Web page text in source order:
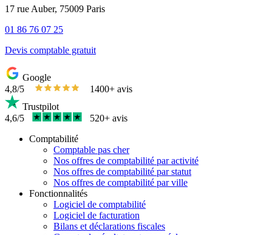
17 rue Auber, 75009 Paris
01 86 76 07 25
Devis comptable gratuit
Google
4,8/5
1400+ avis
Trustpilot
4,6/5
520+ avis
Comptabilité
Comptable pas cher
Nos offres de comptabilité par activité
Nos offres de comptabilité par statut
Nos offres de comptabilité par ville
Fonctionnalités
Logiciel de comptabilité
Logiciel de facturation
Bilans et déclarations fiscales